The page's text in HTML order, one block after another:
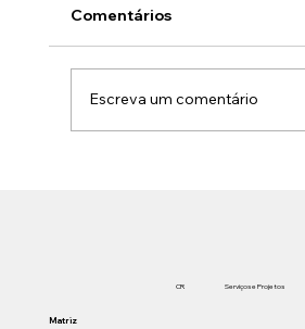
problemas virem
esqueçam de cuidar do
Torneira pingando,
Comentários
Escreva um comentário
CR Serviços e Projetos
Matriz